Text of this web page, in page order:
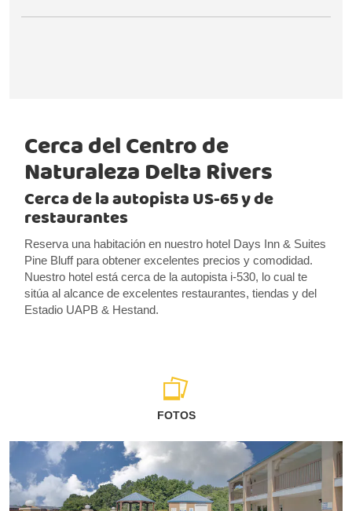
Cerca del Centro de
Naturaleza Delta Rivers
Cerca de la autopista US-65 y de
restaurantes
Reserva una habitación en nuestro hotel Days Inn & Suites
Pine Bluff para obtener excelentes precios y comodidad.
Nuestro hotel está cerca de la autopista i-530, lo cual te
sitúa al alcance de excelentes restaurantes, tiendas y del
Estadio UAPB & Hestand.
FOTOS